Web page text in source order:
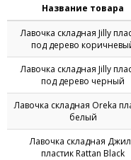
Название товара
Лавочка складная Jilly
под дерево
Лавочка складная Jilly
под дерево черный
Лавочка складная Oreka
белый
Лавочка складная
пластик Rattan Black